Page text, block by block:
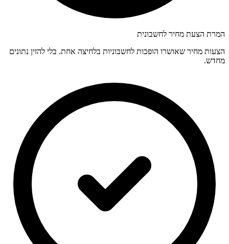
המרת הצעת מחיר לחשבונית
הצעות מחיר שאושרו הופכות לחשבוניות בלחיצה אחת. בלי להזין נתונים
מחדש.